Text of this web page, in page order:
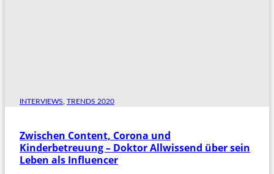
INTERVIEWS TRENDS 2020
Zwischen Content, Corona und
Kinderbetreuung – Doktor Allwissend über sein
Leben als Influencer